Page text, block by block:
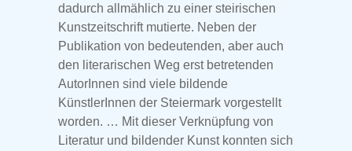
dadurch allmählich zu einer steirischen
Kunstzeitschrift mutierte. Neben der
Publikation von bedeutenden, aber auch
den literarischen Weg erst betretenden
AutorInnen sind viele bildende
KünstlerInnen der Steiermark vorgestellt
worden. … Mit dieser Verknüpfung von
Literatur und bildender Kunst konnten sich